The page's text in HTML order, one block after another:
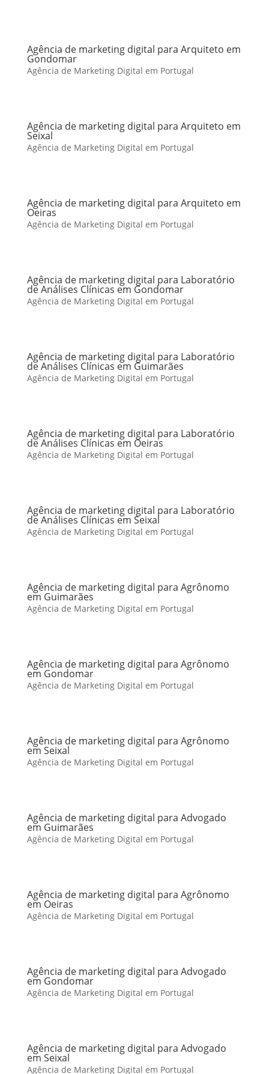
Agência de marketing digital para Arquiteto em
Gondomar
Agência de Marketing Digital em Portugal
Agência de marketing digital para Arquiteto em
Seixal
Agência de Marketing Digital em Portugal
Agência de marketing digital para Arquiteto em
Oeiras
Agência de Marketing Digital em Portugal
Agência de marketing digital para Laboratório
de Análises Clínicas em Gondomar
Agência de Marketing Digital em Portugal
Agência de marketing digital para Laboratório
de Análises Clínicas em Guimarães
Agência de Marketing Digital em Portugal
Agência de marketing digital para Laboratório
de Análises Clínicas em Oeiras
Agência de Marketing Digital em Portugal
Agência de marketing digital para Laboratório
de Análises Clínicas em Seixal
Agência de Marketing Digital em Portugal
Agência de marketing digital para Agrônomo
em Guimarães
Agência de Marketing Digital em Portugal
Agência de marketing digital para Agrônomo
em Gondomar
Agência de Marketing Digital em Portugal
Agência de marketing digital para Agrônomo
em Seixal
Agência de Marketing Digital em Portugal
Agência de marketing digital para Advogado
em Guimarães
Agência de Marketing Digital em Portugal
Agência de marketing digital para Agrônomo
em Oeiras
Agência de Marketing Digital em Portugal
Agência de marketing digital para Advogado
em Gondomar
Agência de Marketing Digital em Portugal
Agência de marketing digital para Advogado
em Seixal
Agência de Marketing Digital em Portugal